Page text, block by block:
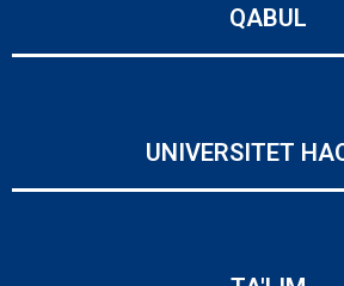
QABUL
UNIVERSITET